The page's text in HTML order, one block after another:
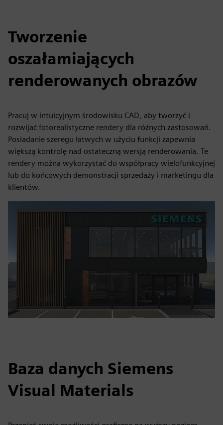
Tworzenie
oszałamiających
renderowanych obrazów
Pracuj w intuicyjnym środowisku CAD, aby tworzyć i
rozwijać fotorealistyczne rendery dla różnych zastosowań.
Posiadanie szeregu łatwych w użyciu funkcji zapewnia
większą kontrolę nad ostateczną wersją renderowania. Te
rendery można wykorzystać do współpracy wielofunkcyjnej
lub do końcowych demonstracji sprzedaży i marketingu dla
klientów.
Baza danych Siemens
Visual Materials